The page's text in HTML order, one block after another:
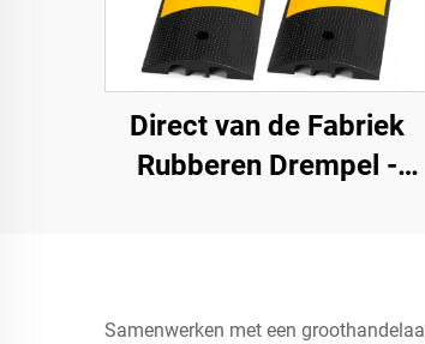
Direct van de Fabriek
Rubberen Drempel -
Samenwerken met een